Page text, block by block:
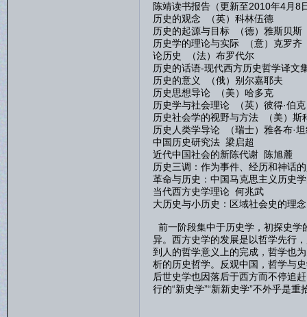
陈靖读书报告（更新至2010年4月8
历史的观念 （英）科林伍德
历史的起源与目标 （德）雅斯贝斯
历史学的理论与实际 （意）克罗齐
论历史 （法）布罗代尔
历史的话语-现代西方历史哲学译文
历史的意义 （俄）别尔嘉耶夫
历史思想导论 （美）哈多克
历史学与社会理论 （英）彼得·伯克
历史社会学的视野与方法 （美）斯
历史人类学导论 （瑞士）雅各布·
中国历史研究法 梁启超
近代中国社会的新陈代谢 陈旭麓
历史三调：作为事件、经历和神话
革命与历史：中国马克思主义历史
当代西方史学理论 何兆武
大历史与小历史：区域社会史的理
前一阶段集中于历史学，初探史
异。西方史学的发展是以哲学先行
到人的哲学意义上的完成，哲学也
析的历史哲学。反观中国，哲学与
后世史学也因落后于西方而不停追
行的“新史学”“新新史学”不外乎是